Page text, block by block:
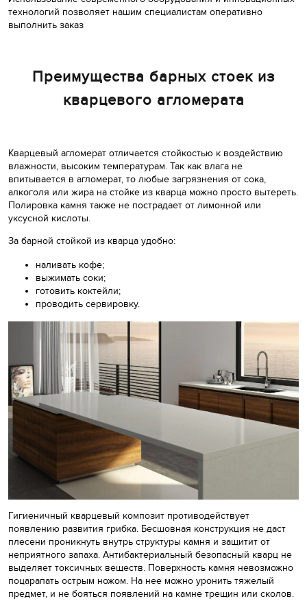
технологий позволяет нашим специалистам оперативно
выполнить заказ
Преимущества барных стоек из
кварцевого агломерата
Кварцевый агломерат отличается стойкостью к воздействию
влажности, высоким температурам. Так как влага не
впитывается в агломерат, то любые загрязнения от сока,
алкоголя или жира на стойке из кварца можно просто вытереть.
Полировка камня также не пострадает от лимонной или
уксусной кислоты.
За барной стойкой из кварца удобно:
наливать кофе;
выжимать соки;
готовить коктейли;
проводить сервировку.
Гигиеничный кварцевый композит противодействует
появлению развития грибка. Бесшовная конструкция не даст
плесени проникнуть внутрь структуры камня и защитит от
неприятного запаха. Антибактериальный безопасный кварц не
выделяет токсичных веществ. Поверхность камня невозможно
поцарапать острым ножом. На нее можно уронить тяжелый
предмет, и не бояться появлений на камне трещин или сколов.